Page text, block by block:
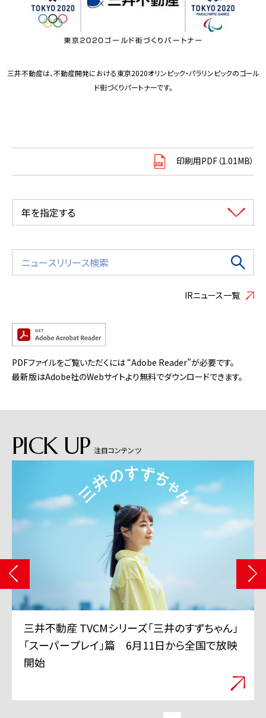
三井不動産は、不動産開発における東京2020オリンピック・パラリンピックのゴール
ド街づくりパートナーです。
印刷用PDF（1.01MB）
年を指定する
IRニュース一覧
PDFファイルをご覧いただくには “Adobe Reader”が必要です。
最新版はAdobe社のWebサイトより無料でダウンロードできます。
PICK UP 注目コンテンツ
三井不動産 TVCMシリーズ「三井のすずちゃん」
「スーパープレイ」篇 6月11日から全国で放映
開始